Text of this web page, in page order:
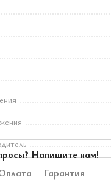
Напишите нам!
Гарантия